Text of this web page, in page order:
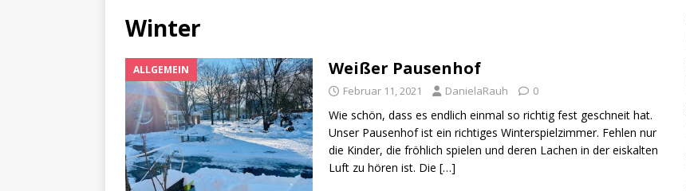
Winter
ALLGEMEIN Weißer Pausenhof
Februar 11, 2021 DanielaRauh 0
Wie schön, dass es endlich einmal so richtig fest geschneit hat.
Unser Pausenhof ist ein richtiges Winterspielzimmer. Fehlen nur
die Kinder, die fröhlich spielen und deren Lachen in der eiskalten
Luft zu hören ist. Die […]